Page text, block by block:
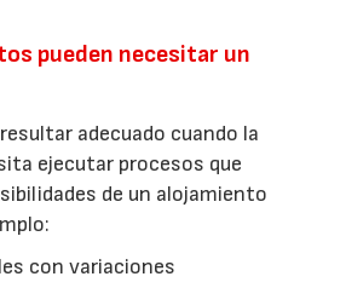
pueden necesitar un
adecuado cuando la
ejecutar procesos que
de un alojamiento
con variaciones